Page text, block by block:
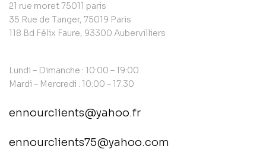
21 rue moret 75011 paris
35 Rue de Tanger, 75019 Paris
118 Bd Félix Faure, 93300 Aubervilliers
Lundi – Dimanche : 10:00 – 19:00
Mardi – Mercredi : 10:00 – 17:30
ennourclients@yahoo.fr
ennourclients75@yahoo.com